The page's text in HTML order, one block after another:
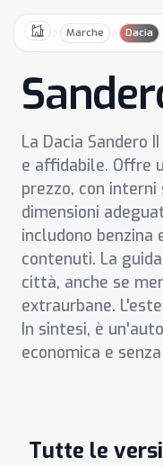
HomeMarche Dacia
La Dacia Sandero
e affidabile. Offre
prezzo, con interni
dimensioni
includono benzina
contenuti. La
città, anche se
extraurbane.
In sintesi, è
economica e
Tutte le